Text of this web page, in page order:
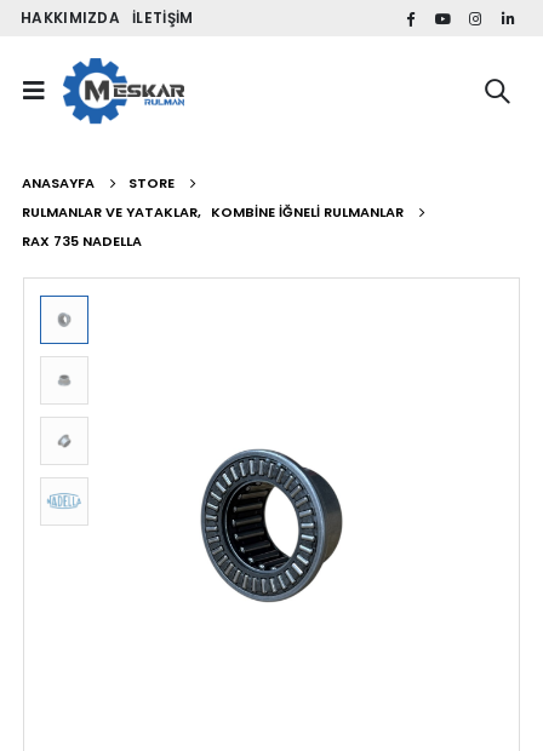
HAKKIMIZDA İLETIŞIM
ANASAYFA
STORE
RULMANLAR VE YATAKLAR, KOMBINE İĞNELI RULMANLAR
RAX 735 NADELLA